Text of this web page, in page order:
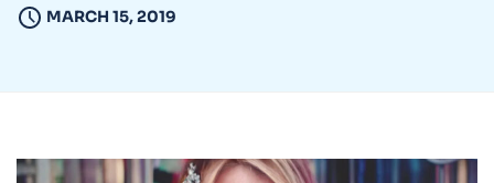
MARCH 15, 2019